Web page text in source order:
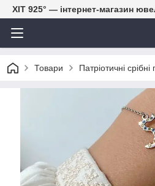
ХІТ 925° — інтернет-магазин
Товари Патріотичні